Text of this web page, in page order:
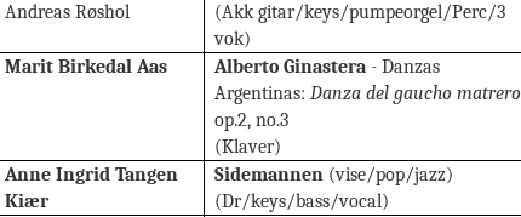
Andreas Røshol
(Akk gitar/keys/pumpeorgel/Perc/3
vok)
Marit Birkedal Aas
Alberto Ginastera- Danzas
Argentinas: Danza del gaucho matrero
op.2, no.3
(Klaver)
Anne Ingrid Tangen
Kiær
Sidemannen(vise/pop/jazz)
(Dr/keys/bass/vocal)